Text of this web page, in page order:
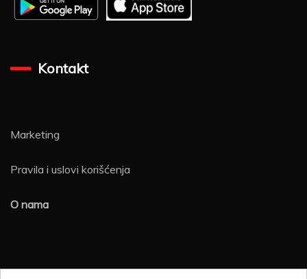
Kontakt
Marketing
Pravila i uslovi korišćenja
O nama